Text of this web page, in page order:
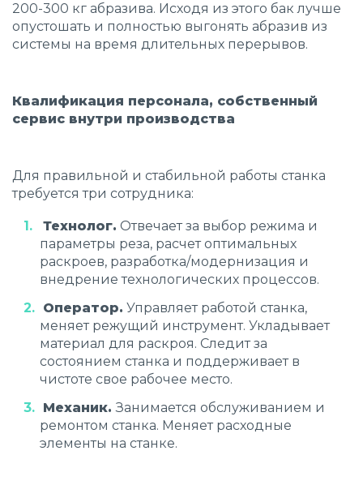
200-300 кг абразива. Исходя из этого бак лучше
опустошать и полностью выгонять абразив из
системы на время длительных перерывов.
Квалификация персонала, собственный
сервис внутри производства
Для правильной и стабильной работы станка
требуется три сотрудника:
Технолог. Отвечает за выбор режима и
параметры реза, расчет оптимальных
раскроев, разработка/модернизация и
внедрение технологических процессов.
Оператор. Управляет работой станка,
меняет режущий инструмент. Укладывает
материал для раскроя. Следит за
состоянием станка и поддерживает в
чистоте свое рабочее место.
Механик.Занимается обслуживанием и
ремонтом станка. Меняет расходные
элементы на станке.